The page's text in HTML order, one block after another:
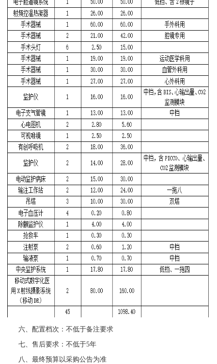
六、配置档次：不低于备注要求
七、售后要求：不低于5年
八、最终预算以采购公告为准